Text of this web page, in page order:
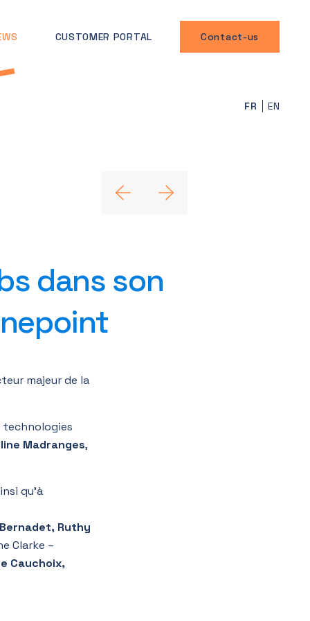
CUSTOMER PORTAL Contact-us
FR EN
dans son
majeur de la
technologies
Madranges,
qu’à
Ruthy
Clarke –
Cauchoix,